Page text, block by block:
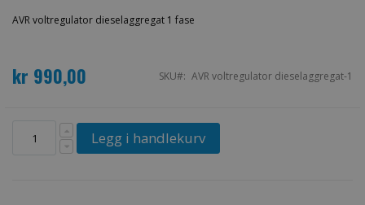
AVR voltregulator dieselaggregat 1 fase
kr 990,00 SKU AVR voltregulator dieselaggregat-1
Legg i handlekurv